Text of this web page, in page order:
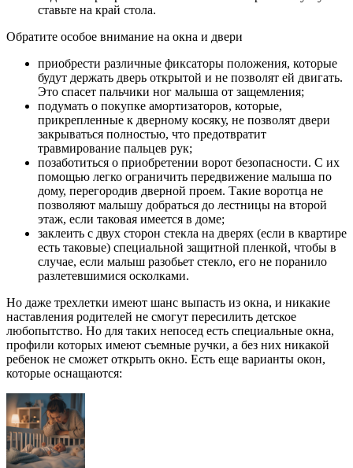
ставьте на край стола.
Обратите особое внимание на окна и двери
приобрести различные фиксаторы положения, которые
будут держать дверь открытой и не позволят ей двигать.
Это спасет пальчики ног малыша от защемления;
подумать о покупке амортизаторов, которые,
прикрепленные к дверному косяку, не позволят двери
закрываться полностью, что предотвратит
травмирование пальцев рук;
позаботиться о приобретении ворот безопасности. С их
помощью легко ограничить передвижение малыша по
дому, перегородив дверной проем. Такие воротца не
позволяют малышу добраться до лестницы на второй
этаж, если таковая имеется в доме;
заклеить с двух сторон стекла на дверях (если в квартире
есть таковые) специальной защитной пленкой, чтобы в
случае, если малыш разобьет стекло, его не поранило
разлетевшимися осколками.
Но даже трехлетки имеют шанс выпасть из окна, и никакие
наставления родителей не смогут пересилить детское
любопытство. Но для таких непосед есть специальные окна,
профили которых имеют съемные ручки, а без них никакой
ребенок не сможет открыть окно. Есть еще варианты окон,
которые оснащаются: